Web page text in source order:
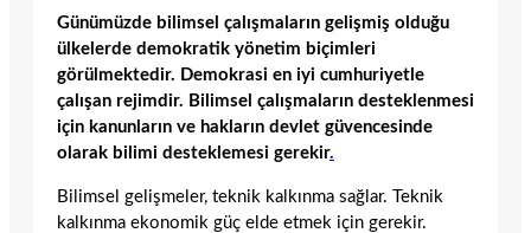
Günümüzde bilimsel çalışmaların gelişmiş olduğu
ülkelerde demokratik yönetim biçimleri
görülmektedir. Demokrasi en iyi cumhuriyetle
çalışan rejimdir. Bilimsel çalışmaların desteklenmesi
için kanunların ve hakların devlet güvencesinde
olarak bilimi desteklemesi gerekir.
Bilimsel gelişmeler, teknik kalkınma sağlar. Teknik
kalkınma ekonomik güç elde etmek için gerekir.